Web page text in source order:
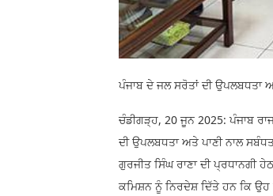
ਪੰਜਾਬ ਦੇ ਜਲ ਸਰੋਤਾਂ ਦੀ ਉਪਲਬਧਤਾ
ਚੰਡੀਗੜ੍ਹ, 20 ਜੂਨ 2025: ਪੰਜਾਬ
ਦੀ ਉਪਲਬਧਤਾ ਅਤੇ ਪਾਣੀ ਨਾਲ
ਗੁਰਜੀਤ ਸਿੰਘ ਰਾਣਾ ਦੀ ਪ੍ਰਧਾਨਗੀ
ਕਮਿਸ਼ਨ ਨੂੰ ਨਿਰਦੇਸ਼ ਦਿੱਤੇ ਹਨ ਕਿ